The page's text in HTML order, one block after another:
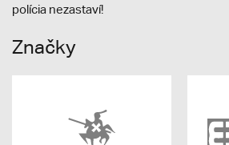
polícia nezastaví!
Značky